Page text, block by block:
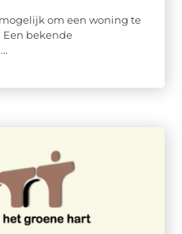
om een woning te
Een bekende